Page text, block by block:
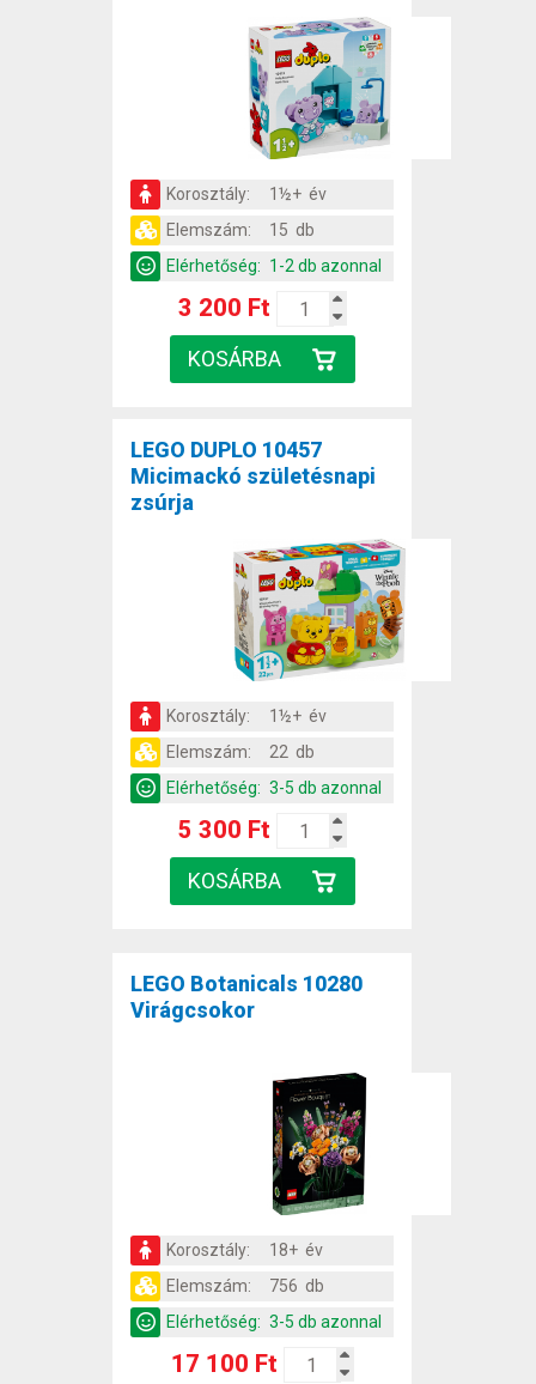
Korosztály:
1½+ év
Elemszám:
15 db
Elérhetőség: 1-2 db azonnal
3 200 Ft
LEGO DUPLO 10457
Micimackó születésnapi
zsúrja
Korosztály:
1½+ év
Elemszám:
22 db
Elérhetőség: 3-5 db azonnal
5 300 Ft
LEGO Botanicals 10280
Virágcsokor
Korosztály:
18+ év
Elemszám:
756 db
Elérhetőség: 3-5 db azonnal
17 100 Ft